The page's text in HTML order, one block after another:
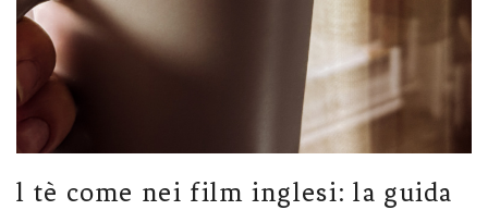
l tè come nei film inglesi: la guida